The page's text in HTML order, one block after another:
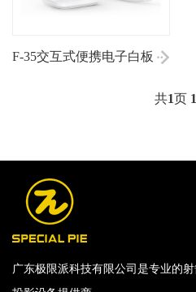
F-35交互式便携电子白板
共1页 1
广东极限派科技有限公司是专业的